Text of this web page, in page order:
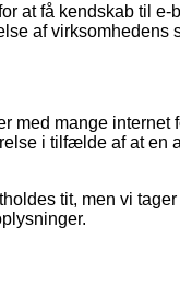
at få kendskab til
af virksomhedens
med mange internet
i tilfælde af at en
tit, men vi